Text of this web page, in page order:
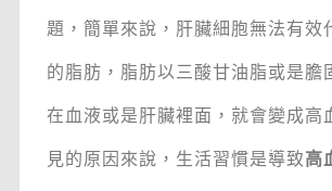
題，簡單來說，肝臟細胞無法有效
的脂肪，脂肪以三酸甘油脂或是膽
在血液或是肝臟裡面，就會變成高
見的原因來說，生活習慣是導致高